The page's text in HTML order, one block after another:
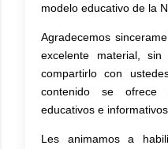
modelo educativo de la
Agradecemos
excelente material,
compartirlo con
contenido se ofrece
educativos e informativos.
Les animamos a